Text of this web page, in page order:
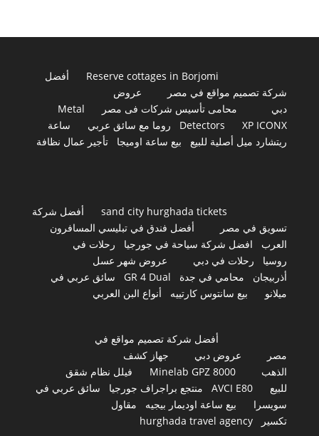
Reserve cottages in Borjomi
أفضل
شركة تصميم مواقع في مصر
عروض
دبي
محامى تأسيس شركات فى مصر
Metal
Detectors
XP ICONX روما مع سائق عربي
ساعة
ريتشارد ميل أصلية للبيع
بيع ساعة اوميجا تأجير عمال نظافة
sand city hurghada tickets
أفضل شركة
تسويق في مصر
أفضل فندق في تبليسي المسافرون
العرب
افضل شركة سياحة في جورجيا
رحلات في
روسيا
رحلات في دبي
عروض شهر عسل
أذربيجان
محامي في جدة GR 4 Dual
سائق عربي في
ميلانو
بيع سانتوس كارتييه أنواع البن العربي
أفضل شركة تصميم مواقع في
مصر
عروض دبي
جهاز كشف
الذهب
Minelab GPZ 8000
فيلل نظام شقق
للبيع
AVCI E80 منتجع براجراف جورجيا
سائق عربي في
سويسرا
بيع ساعة اوديمار بيجيه
مقاول
تكسير
hurghada travel agency